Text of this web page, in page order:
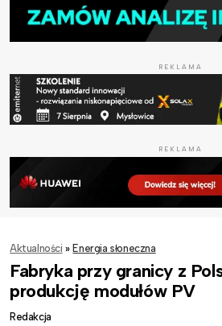
REKLAMA
REKLAMA
Aktualności » Energia słoneczna
Fabryka przy granicy z
produkcję modułów PV
Redakcja